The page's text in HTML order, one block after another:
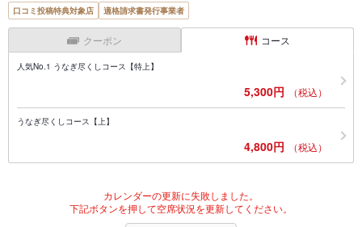
口コミ投稿特典対象店 適格請求書発行事業者
クーポン コース
人気No.1 うなぎ尽くしコース【特上】
5,300円 （税込）
うなぎ尽くしコース【上】
4,800円 （税込）
カレンダーの更新に失敗しました。
下記ボタンを押して空席状況を更新してください。